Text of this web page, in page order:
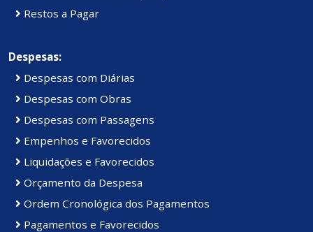
Restos a Pagar
Despesas:
Despesas com Diárias
Despesas com Obras
Despesas com Passagens
Empenhos e Favorecidos
Liquidações e Favorecidos
Orçamento da Despesa
Ordem Cronológica dos Pagamentos
Pagamentos e Favorecidos